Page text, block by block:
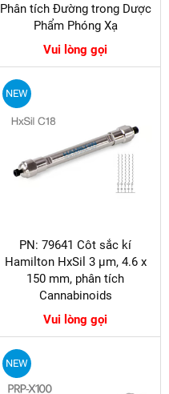
Phân tích Đường trong Dược
Phẩm Phóng Xạ
Vui lòng gọi
NEW
PN: 79641 Côt sắc kí
Hamilton HxSil 3 µm, 4.6 x
150 mm, phân tích
Cannabinoids
Vui lòng gọi
NEW